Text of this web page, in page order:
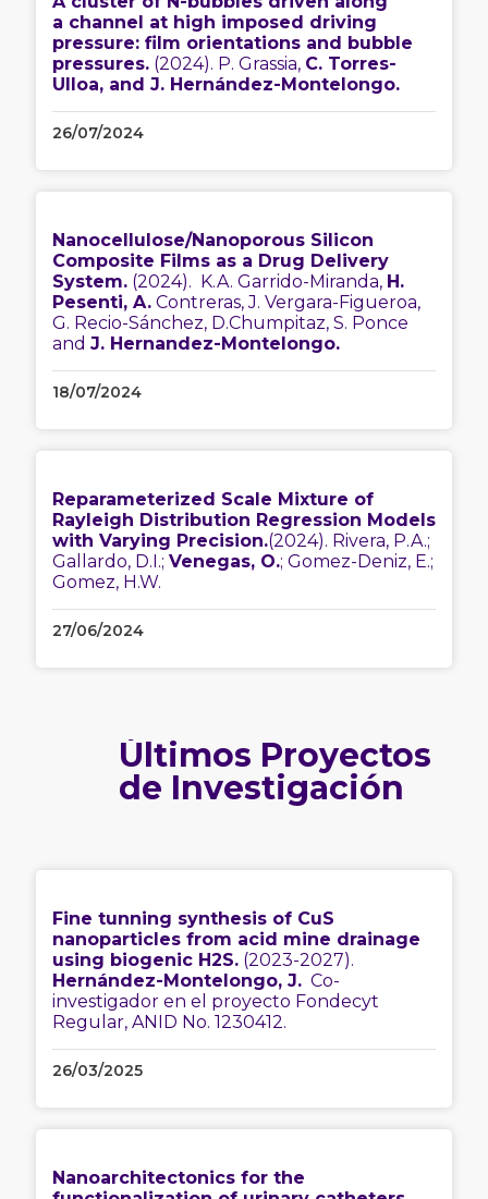
a channel at high imposed driving
pressure: film orientations and bubble
pressures. (2024). P. Grassia, C. Torres-
Ulloa, and J. Hernández-Montelongo.
26/07/2024
Nanocellulose/Nanoporous Silicon
Composite Films as a Drug Delivery
System. (2024). K.A. Garrido-Miranda, H.
Pesenti, A. Contreras, J. Vergara-Figueroa,
G. Recio-Sánchez, D.Chumpitaz, S. Ponce
and J. Hernandez-Montelongo.
18/07/2024
Reparameterized Scale Mixture of
Rayleigh Distribution Regression Models
with Varying Precision.(2024). Rivera, P.A.;
Gallardo, D.I.; Venegas, O.; Gomez-Deniz, E.;
Gomez, H.W.
27/06/2024
Últimos Proyectos
de Investigación
Fine tunning synthesis of CuS
nanoparticles from acid mine drainage
using biogenic H2S. (2023-2027).
Hernández-Montelongo, J. Co-
investigador en el proyecto Fondecyt
Regular, ANID No. 1230412.
26/03/2025
Nanoarchitectonics for the